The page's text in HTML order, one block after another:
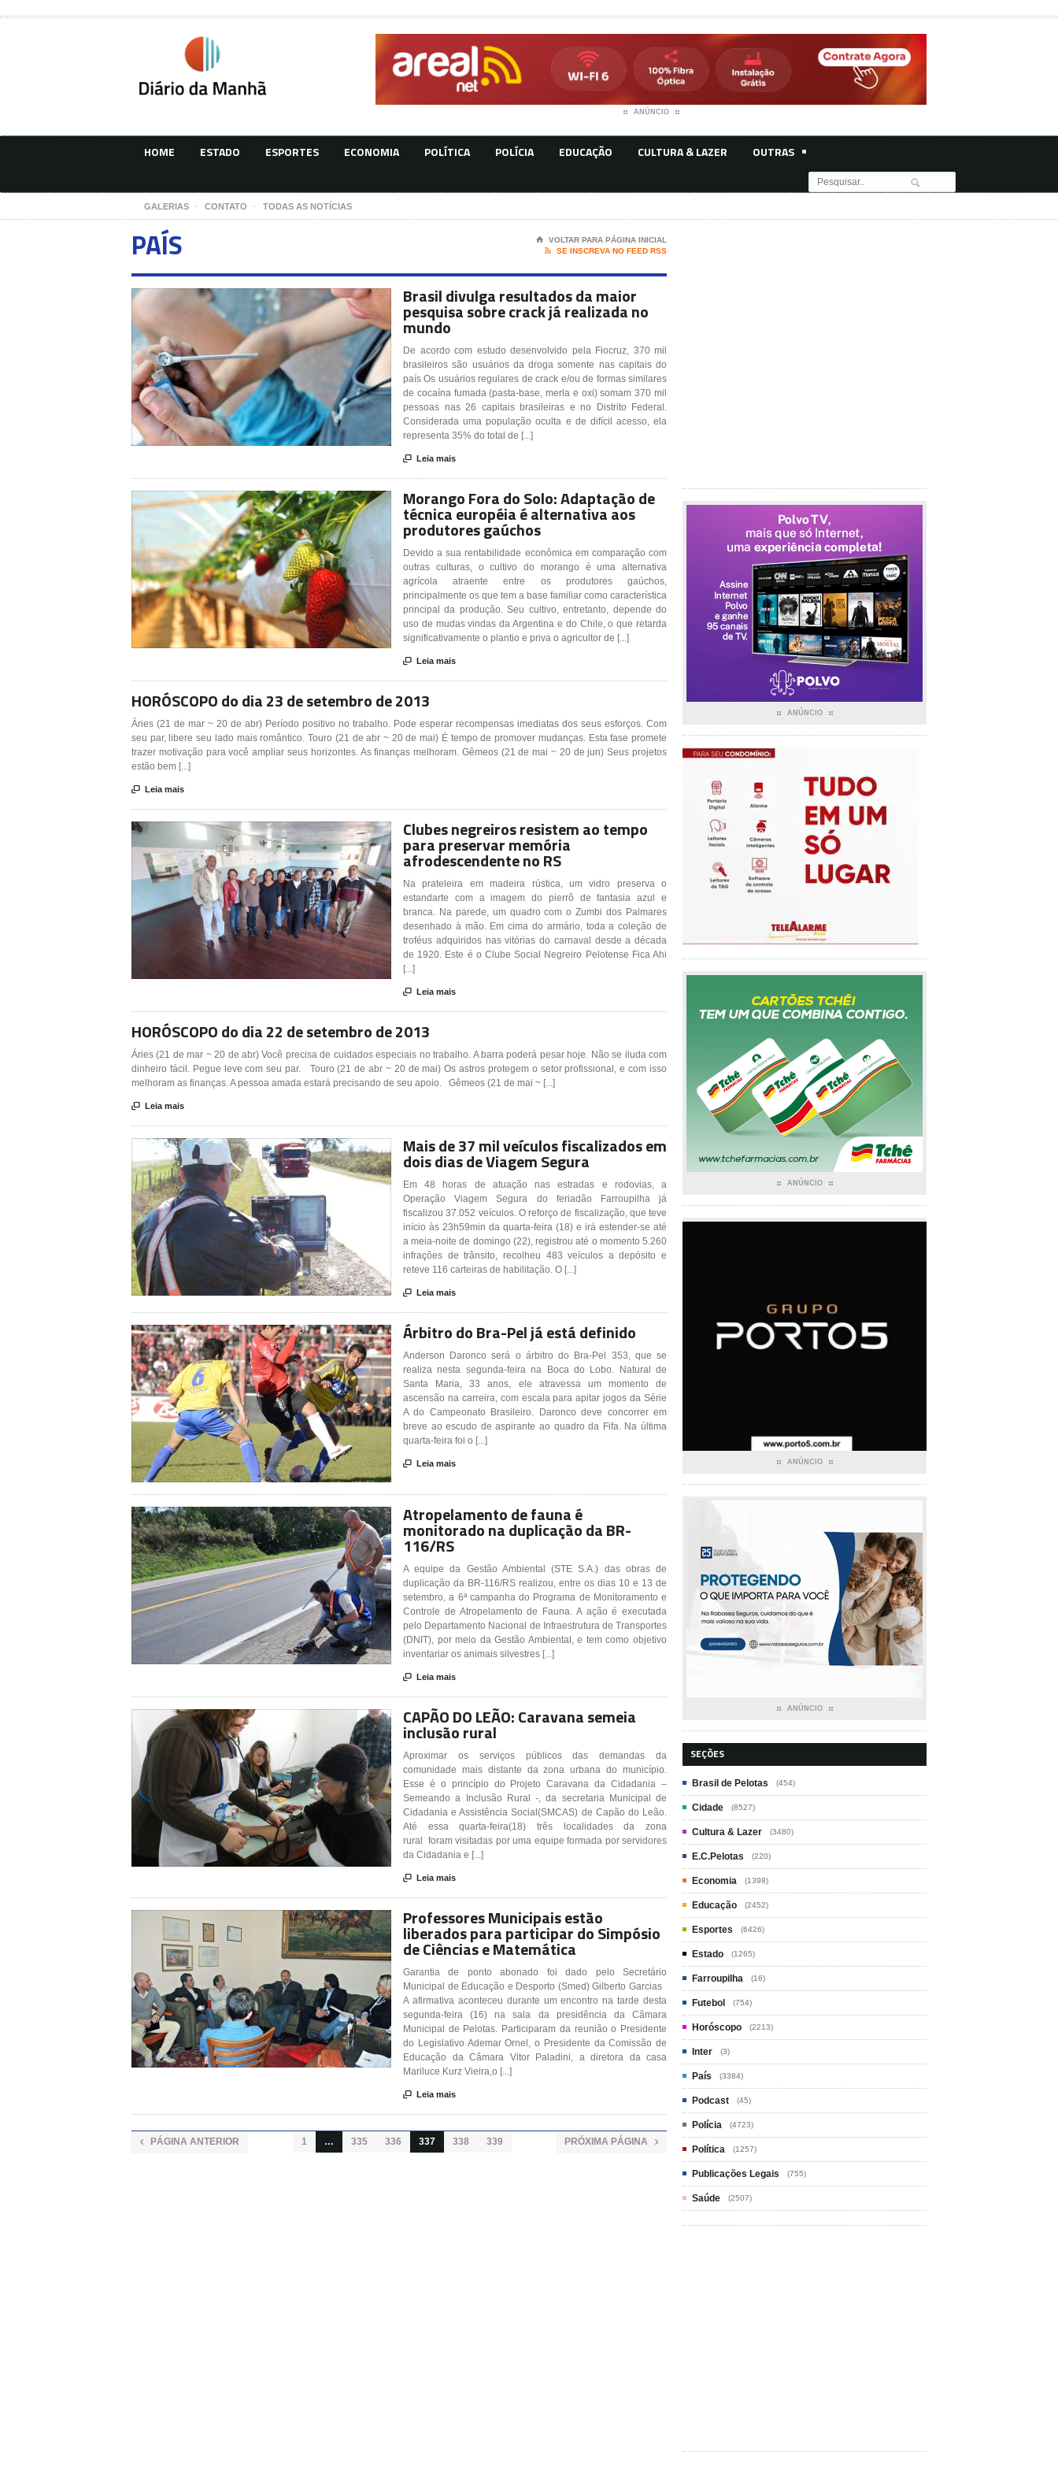
ANÚNCIO
HOME ESTADO ESPORTES ECONOMIA POLÍTICA POLÍCIA EDUCAÇÃO CULTURA & LAZER OUTRAS
GALERIAS CONTATO TODAS AS NOTÍCIAS
PAÍS ⌂
VOLTAR PARA PÁGINA INICIAL

SE INSCREVA NO FEED RSS
Brasil divulga resultados da maior
pesquisa sobre crack já realizada no
mundo
De acordo com estudo desenvolvido pela Fiocruz, 370 mil
brasileiros são usuários da droga somente nas capitais do
país Os usuários regulares de crack e/ou de formas similares
de cocaína fumada (pasta-base, merla e oxi) somam 370 mil
pessoas nas 26 capitais brasileiras e no Distrito Federal.
Considerada uma população oculta e de difícil acesso, ela
representa 35% do total de [...]
 Leia mais
Morango Fora do Solo: Adaptação de
técnica européia é alternativa aos
produtores gaúchos
Devido a sua rentabilidade econômica em comparação com
outras culturas, o cultivo do morango é uma alternativa
agrícola atraente entre os produtores gaúchos,
principalmente os que tem a base familiar como característica
principal da produção. Seu cultivo, entretanto, depende do
uso de mudas vindas da Argentina e do Chile, o que retarda
significativamente o plantio e priva o agricultor de [...]
 Leia mais
HORÓSCOPO do dia 23 de setembro de 2013
Áries (21 de mar ~ 20 de abr) Período positivo no trabalho. Pode esperar recompensas imediatas dos seus esforços. Com
seu par, libere seu lado mais romântico. Touro (21 de abr ~ 20 de mai) É tempo de promover mudanças. Esta fase promete
trazer motivação para você ampliar seus horizontes. As finanças melhoram. Gêmeos (21 de mai ~ 20 de jun) Seus projetos
estão bem [...]
 Leia mais
Clubes negreiros resistem ao tempo
para preservar memória
afrodescendente no RS
Na prateleira em madeira rústica, um vidro preserva o
estandarte com a imagem do pierrô de fantasia azul e
branca. Na parede, um quadro com o Zumbi dos Palmares
desenhado à mão. Em cima do armário, toda a coleção de
troféus adquiridos nas vitórias do carnaval desde a década
de 1920. Este é o Clube Social Negreiro Pelotense Fica Ahi
[...]
 Leia mais
HORÓSCOPO do dia 22 de setembro de 2013
Áries (21 de mar ~ 20 de abr) Você precisa de cuidados especiais no trabalho. A barra poderá pesar hoje. Não se iluda com
dinheiro fácil. Pegue leve com seu par. Touro (21 de abr ~ 20 de mai) Os astros protegem o setor profissional, e com isso
melhoram as finanças. A pessoa amada estará precisando de seu apoio. Gêmeos (21 de mai ~ [...]
 Leia mais
Mais de 37 mil veículos fiscalizados em
dois dias de Viagem Segura
Em 48 horas de atuação nas estradas e rodovias, a
Operação Viagem Segura do feriadão Farroupilha já
fiscalizou 37.052 veículos. O reforço de fiscalização, que teve
início às 23h59min da quarta-feira (18) e irá estender-se até
a meia-noite de domingo (22), registrou até o momento 5.260
infrações de trânsito, recolheu 483 veículos a depósito e
reteve 116 carteiras de habilitação. O [...]
 Leia mais
Árbitro do Bra-Pel já está definido
Anderson Daronco será o árbitro do Bra-Pel 353, que se
realiza nesta segunda-feira na Boca do Lobo. Natural de
Santa Maria, 33 anos, ele atravessa um momento de
ascensão na carreira, com escala para apitar jogos da Série
A do Campeonato Brasileiro. Daronco deve concorrer em
breve ao escudo de aspirante ao quadro da Fifa. Na última
quarta-feira foi o [...]
 Leia mais
Atropelamento de fauna é
monitorado na duplicação da BR-
116/RS
A equipe da Gestão Ambiental (STE S.A.) das obras de
duplicação da BR-116/RS realizou, entre os dias 10 e 13 de
setembro, a 6ª campanha do Programa de Monitoramento e
Controle de Atropelamento de Fauna. A ação é executada
pelo Departamento Nacional de Infraestrutura de Transportes
(DNIT), por meio da Gestão Ambiental, e tem como objetivo
inventariar os animais silvestres [...]
 Leia mais
CAPÃO DO LEÃO: Caravana semeia
inclusão rural
Aproximar os serviços públicos das demandas da
comunidade mais distante da zona urbana do município.
Esse é o princípio do Projeto Caravana da Cidadania –
Semeando a Inclusão Rural -, da secretaria Municipal de
Cidadania e Assistência Social(SMCAS) de Capão do Leão.
Até essa quarta-feira(18) três localidades da zona
rural foram visitadas por uma equipe formada por servidores
da Cidadania e [...]
 Leia mais
Professores Municipais estão
liberados para participar do Simpósio
de Ciências e Matemática
Garantia de ponto abonado foi dado pelo Secretário
Municipal de Educação e Desporto (Smed) Gilberto Garcias
A afirmativa aconteceu durante um encontro na tarde desta
segunda-feira (16) na sala da presidência da Câmara
Municipal de Pelotas. Participaram da reunião o Presidente
do Legislativo Ademar Ornel, o Presidente da Comissão de
Educação da Câmara Vitor Paladini, a diretora da casa
Mariluce Kurz Vieira,o [...]
 Leia mais
 PÁGINA ANTERIOR 1 … 335 336 337 338 339 PRÓXIMA PÁGINA 
ANÚNCIO
ANÚNCIO
ANÚNCIO
ANÚNCIO
SEÇÕES
Brasil de Pelotas (454)
Cidade (8527)
Cultura & Lazer (3480)
E.C.Pelotas (220)
Economia (1398)
Educação (2452)
Esportes (6426)
Estado (1265)
Farroupilha (16)
Futebol (754)
Horóscopo (2213)
Inter (3)
País (3384)
Podcast (45)
Polícia (4723)
Política (1257)
Publicações Legais (755)
Saúde (2507)